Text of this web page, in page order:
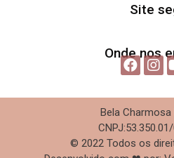
Site
Onde nos
Bela Charmosa
© 2022 Todos os